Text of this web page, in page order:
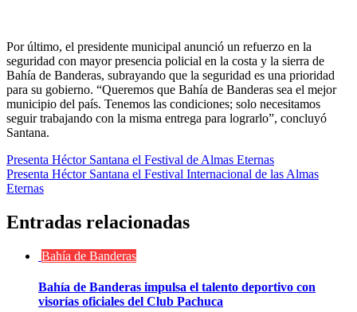
Por último, el presidente municipal anunció un refuerzo en la
seguridad con mayor presencia policial en la costa y la sierra de
Bahía de Banderas, subrayando que la seguridad es una prioridad
para su gobierno. “Queremos que Bahía de Banderas sea el mejor
municipio del país. Tenemos las condiciones; solo necesitamos
seguir trabajando con la misma entrega para lograrlo”, concluyó
Santana.
Navegación
de
Presenta Héctor Santana el Festival de Almas Eternas
Presenta Héctor Santana el Festival Internacional de las Almas
Eternas
Entradas relacionadas
Bahía de Banderas
Bahía de Banderas impulsa el talento deportivo con
visorías oficiales del Club Pachuca